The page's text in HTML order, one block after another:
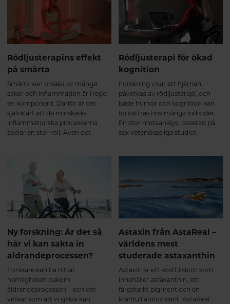
rön tyder på att ljusterapi kan
vara ett biverkningsfritt alternativ
eller komplement till andra
smärtlindrande behandlingar.
Rödljusterapins effekt
på smärta
Smärta kan orsaka av många
saker och inflammation är i regel
en komponent. Därför är det
självklart att de minskade
inflammatoriska processerna
spelar en stor roll. Även det
försvara sig med smärta.
Rödljusterapi har effekt på
kronisk smärta som orsakas av
något annat än en akut skada.
Rödljusterapi för ökad
kognition
Forskning visar att hjärnan
påverkas av rödljusterapi, och
både humör och kognition kan
förbättras hos många individer.
En stor metaanalys, baserad på
sex vetenskapliga studier,
resultaten var intressanta.
Ny forskning: Är det så
här vi kan sakta in
åldrandeprocessen?
Forskare kan ha hittat
hemligheten bakom
åldrandeprocessen – och det
verkar som att vi själva kan
Astaxin från AstaReal –
världens mest
studerade astaxanthin
Astaxin är ett kosttillskott som
innehåller astaxanthin, ett
färgstarkt pigment och en
kraftfull antioxidant. AstaReal